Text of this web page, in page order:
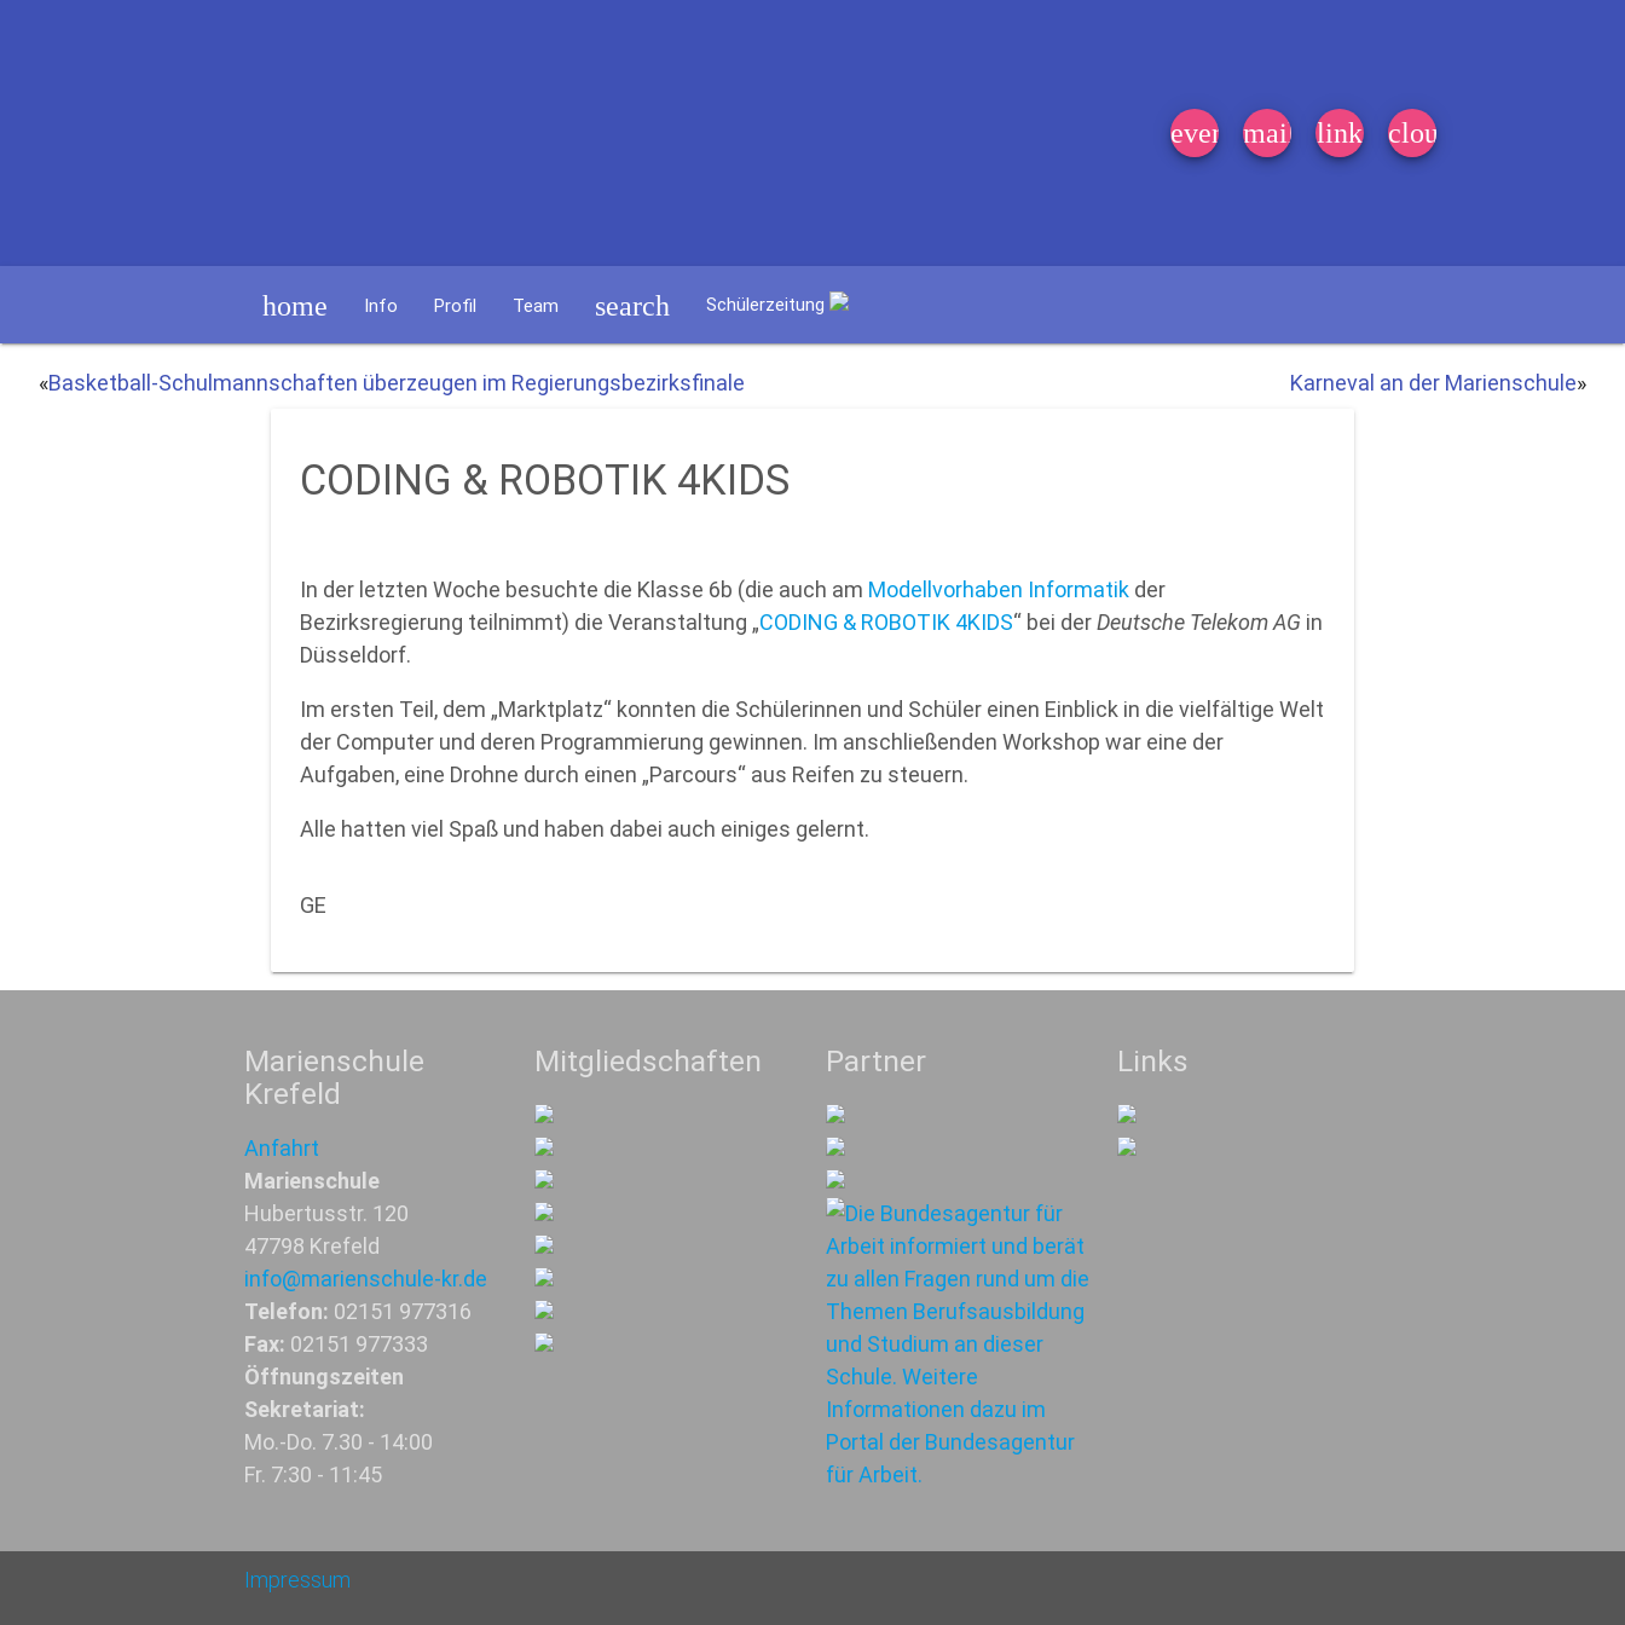
event_note
mail link cloud
home Info Profil Team search Schülerzeitung
«Basketball-Schulmannschaften überzeugen im Regierungsbezirksfinale Karneval an der Marienschule»
CODING & ROBOTIK 4KIDS
In der letzten Woche besuchte die Klasse 6b (die auch am Modellvorhaben Informatik der
Bezirksregierung teilnimmt) die Veranstaltung „CODING & ROBOTIK 4KIDS“ bei derDeutsche Telekom AG in
Düsseldorf.
Im ersten Teil, dem „Marktplatz“ konnten die Schülerinnen und Schüler einen Einblick in die vielfältige Welt
der Computer und deren Programmierung gewinnen. Im anschließenden Workshop war eine der
Aufgaben, eine Drohne durch einen „Parcours“ aus Reifen zu steuern.
Alle hatten viel Spaß und haben dabei auch einiges gelernt.
GE
Marienschule
Krefeld
Anfahrt
Marienschule
Hubertusstr. 120
47798 Krefeld
info@marienschule-kr.de
Telefon: 02151 977316
Fax: 02151 977333
Öffnungszeiten
Sekretariat:
Mo.-Do. 7.30 - 14:00
Fr. 7:30 - 11:45
Mitgliedschaften Partner Links
Impressum